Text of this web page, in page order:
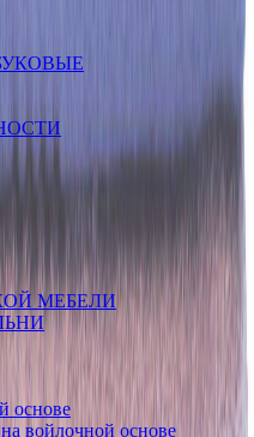
МЕБЕЛИ
основе
войлочной основе